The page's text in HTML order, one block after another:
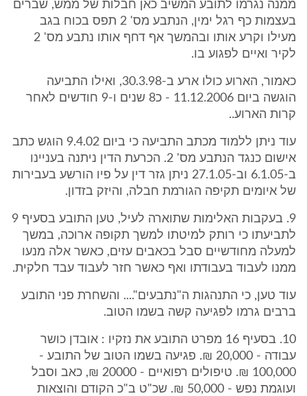
ממנה נגרמו לתובע המשיב כאן חבלות של ממש, שברים
בעצמות כף רגל ימין, הנתבע מס' 2 תפס בכוח בגב
מעילו וקרע אותו ובהמשך אף דחף אותו נתבע מס' 2
לקיר ואיים לפגוע בו.
כאמור, הארוע כולו ארע ב-30.3.98, ואילו התביעה
הוגשה ביום 11.12.2006 - כ8 שנים ו-9 חודשים לאחר
קרות הארוע..
עוד ניתן ללמוד מכתב התביעה כי ביום 9.4.02 הוגש כתב
אישום כנגד הנתבע מס' 2. הכרעת הדין ניתנה בעניינו
ב-6.1.05 וב-27.1.05 ניתן גזר דין על פיו הורשע בעבירות
של איומים תקיפה הגורמת חבלה, והיזק בזדון.
9. בעקבות האלימות שתוארה לעיל, טען התובע בסעיף 9
לתביעתו כי רותק למיטתו למשך תקופה ארוכה, במשך
למעלה מחודשיים סבל בכאבים עזים, כאשר אלה מנעו
ממנו לעבוד בעבודתו ואף כאשר חזר לעבוד עבד חלקית.
עוד טען, כי התנהגות ה"נתבעים".... והשחרת פני התובע
ברבים גרמו לפגיעה קשה בשמו הטוב.
10. בסעיף 16 מפרט התובע את נזקיו : אובדן כושר
עבודה - 20,000 ₪. פגיעה בשמו הטוב של התובע -
100,000 ₪. טיפולים רפואיים - 20000 ₪, כאב וסבל
ועוגמת נפש - 50,000 ₪. שכ"ט ב"כ הקודם והוצאות